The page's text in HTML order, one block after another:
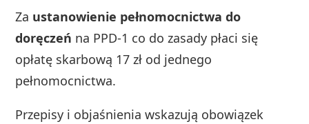
Za ustanowienie pełnomocnictwa do
doręczeń na PPD‑1 co do zasady płaci się
opłatę skarbową 17 zł od jednego
pełnomocnictwa.
Przepisy i objaśnienia wskazują obowiązek